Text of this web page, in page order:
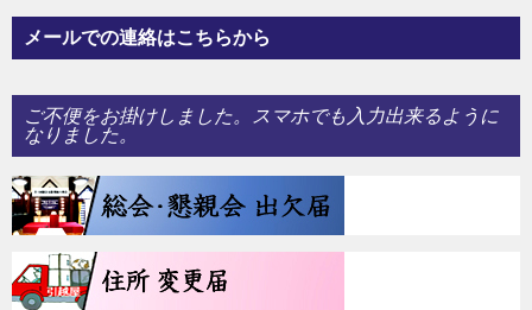
メールでの連絡はこちらから
ご不便をお掛けしました。スマホでも入力出来るように
なりました。